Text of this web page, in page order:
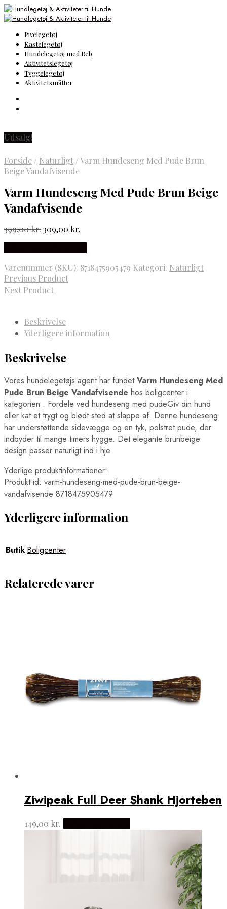
Pivelegetøj
Kastelegetøj
Hundelegetøj med Reb
Aktivitetslegetøj
Tyggelegetøj
Aktivitetsmåtter
Udsalg!
Forside / Naturligt /Varm Hundeseng Med Pude Brun
Beige Vandafvisende
Varm Hundeseng Med Pude Brun Beige
Vandafvisende
399,00kr.Den
399,00 kr..
309,00 kr.
309,00 kr..
Varenummer (SKU): 8718475905479 Kategori: Naturligt
Previous Product
Next Product
Beskrivelse
Yderligere information
Beskrivelse
Vores hundelegetøjs agent har fundetVarm Hundeseng Med
Pude Brun Beige Vandafvisende hos boligcenter i
kategorien . Fordele ved hundeseng med pudeGiv din hund
eller kat et trygt og blødt sted at slappe af. Denne hundeseng
har understøttende sidevægge og en tyk, polstret pude, der
indbyder til mange timers hygge. Det elegante brunbeige
design passer naturligt ind i hje
Yderlige produktinformationer:
Produkt id: varm-hundeseng-med-pude-brun-beige-
vandafvisende 8718475905479
Yderligere information
Butik Boligcenter
Relaterede varer
Ziwipeak Full Deer Shank Hjorteben
149,00 kr.